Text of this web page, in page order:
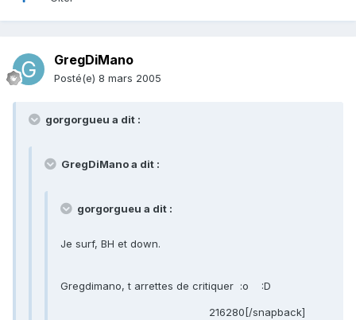
GregDiMano
Posté(e) 8 mars 2005
gorgorgueu a dit :
GregDiMano a dit :
gorgorgueu a dit :
Je surf, BH et down.
Gregdimano, t arrettes de critiquer :o :D
216280[/snapback]